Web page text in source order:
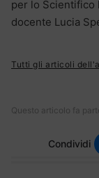
per lo Scientifico
docente Lucia
Tutti gli articoli
Questo articolo fa
Condividi